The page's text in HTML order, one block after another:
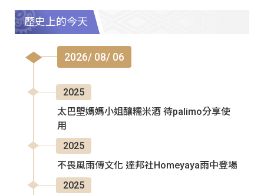
歷史上的今天
2026/ 08/ 06
2025
太巴塱媽媽小姐釀糯米酒 待palimo分享使
用
2025
不畏風雨傳文化 達邦社Homeyaya雨中登場
2025